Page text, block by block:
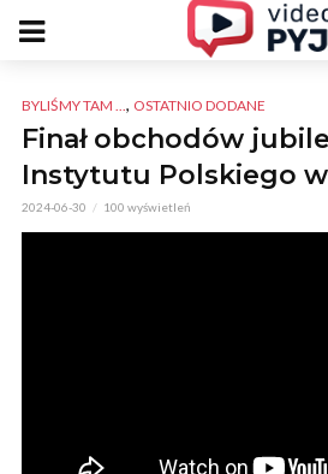
BYLIŚMY TAM ..., OSTATNIO DODANE
Finał obchodów
Instytutu Polskiego
2024-06-30 100 wyświetleń